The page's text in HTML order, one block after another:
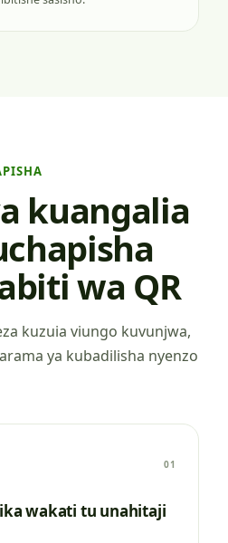
kuangalia
wa QR
kuzuia viungo kuvunjwa,
ya kubadilisha nyenzo
01
wakati tu unahitaji